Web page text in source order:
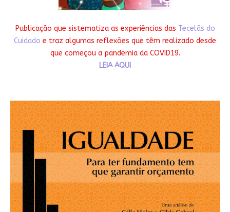
Publicação que sistematiza as experiências das Tecelãs do
Cuidado e traz algumas reflexões que têm realizado desde
que começou a pandemia da COVID19.
LEIA AQUI